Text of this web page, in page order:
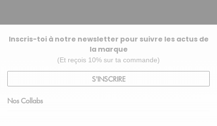
Inscris-toi à notre newsletter pour suivre les actus de
la marque
(Et reçois 10% sur ta commande)
S'INSCRIRE
Nos Collabs